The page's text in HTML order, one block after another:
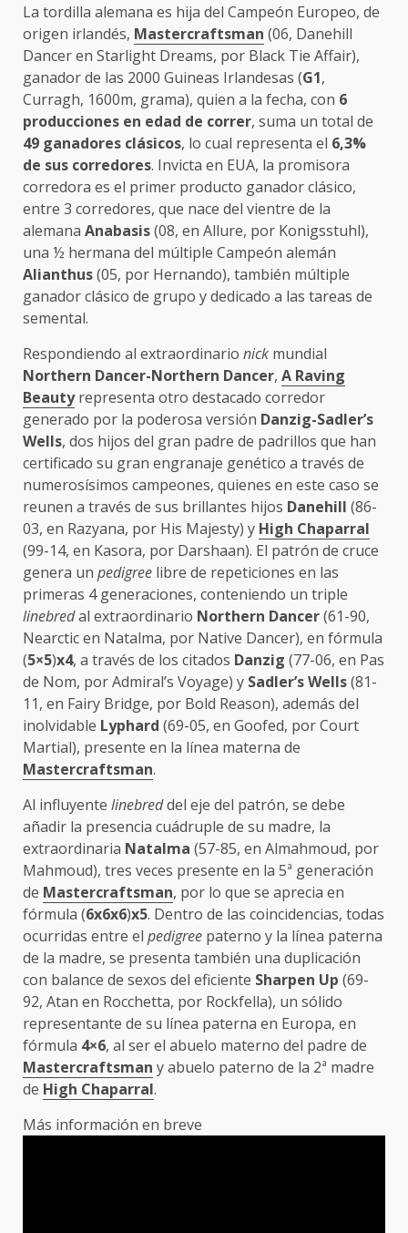
La tordilla alemana es hija del Campeón Europeo, de
origen irlandés, Mastercraftsman (06, Danehill
Dancer en Starlight Dreams, por Black Tie Affair),
ganador de las 2000 Guineas Irlandesas (G1,
Curragh, 1600m, grama), quien a la fecha, con 6
producciones en edad de correr, suma un total de
49 ganadores clásicos, lo cual representa el 6,3%
de sus corredores. Invicta en EUA, la promisora
corredora es el primer producto ganador clásico,
entre 3 corredores, que nace del vientre de la
alemana Anabasis(08, en Allure, por Konigsstuhl),
una ½ hermana del múltiple Campeón alemán
Alianthus(05, por Hernando), también múltiple
ganador clásico de grupo y dedicado a las tareas de
semental.
Respondiendo al extraordinario nick mundial
Northern Dancer-Northern Dancer, A Raving
Beauty representa otro destacado corredor
generado por la poderosa versión Danzig-Sadler’s
Wells, dos hijos del gran padre de padrillos que han
certificado su gran engranaje genético a través de
numerosísimos campeones, quienes en este caso se
reunen a través de sus brillantes hijos Danehill (86-
03, en Razyana, por His Majesty) y High Chaparral
(99-14, en Kasora, por Darshaan). El patrón de cruce
genera un pedigree libre de repeticiones en las
primeras 4 generaciones, conteniendo un triple
linebredal extraordinario Northern Dancer(61-90,
Nearctic en Natalma, por Native Dancer), en fórmula
(5×5)x4, a través de los citados Danzig (77-06, en Pas
de Nom, por Admiral’s Voyage) y Sadler’s Wells(81-
11, en Fairy Bridge, por Bold Reason), además del
inolvidable Lyphard (69-05, en Goofed, por Court
Martial), presente en la línea materna de
Mastercraftsman.
Al influyente linebreddel eje del patrón, se debe
añadir la presencia cuádruple de su madre, la
extraordinaria Natalma (57-85, en Almahmoud, por
Mahmoud), tres veces presente en la 5ª generación
de Mastercraftsman, por lo que se aprecia en
fórmula (6x6x6)x5. Dentro de las coincidencias, todas
ocurridas entre el pedigree paterno y la línea paterna
de la madre, se presenta también una duplicación
con balance de sexos del eficiente Sharpen Up (69-
92, Atan en Rocchetta, por Rockfella), un sólido
representante de su línea paterna en Europa, en
fórmula 4×6, al ser el abuelo materno del padre de
Mastercraftsman y abuelo paterno de la 2ª madre
de High Chaparral.
Más información en breve